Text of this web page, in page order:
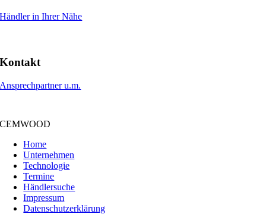
Händler in Ihrer Nähe
Kontakt
Ansprechpartner u.m.
CEMWOOD
Home
Unternehmen
Technologie
Termine
Händlersuche
Impressum
Datenschutzerklärung